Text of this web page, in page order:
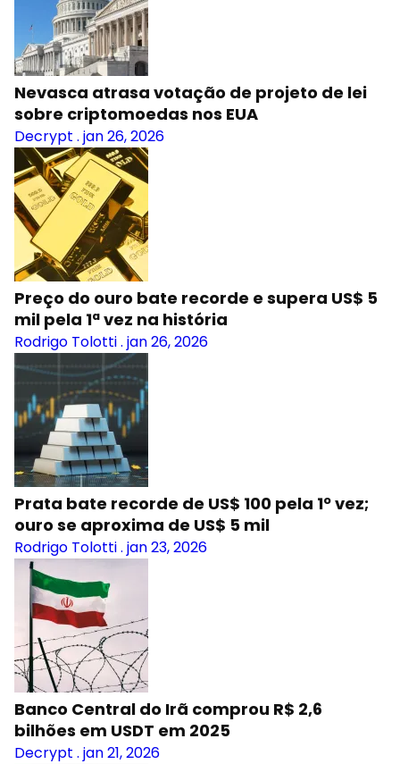
Nevasca atrasa votação de projeto de lei
sobre criptomoedas nos EUA
Decrypt . jan 26, 2026
Preço do ouro bate recorde e supera US$ 5
mil pela 1ª vez na história
Rodrigo Tolotti. jan 26, 2026
Prata bate recorde de US$ 100 pela 1º vez;
ouro se aproxima de US$ 5 mil
Rodrigo Tolotti. jan 23, 2026
Banco Central do Irã comprou R$ 2,6
bilhões em USDT em 2025
Decrypt . jan 21, 2026